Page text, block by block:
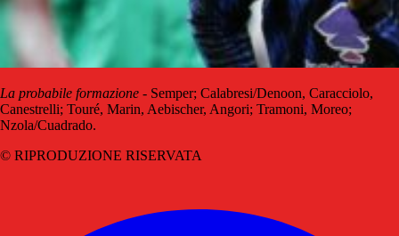
La probabile formazione - Semper; Calabresi/Denoon, Caracciolo,
Canestrelli; Touré, Marin, Aebischer, Angori; Tramoni, Moreo;
Nzola/Cuadrado.
© RIPRODUZIONE RISERVATA